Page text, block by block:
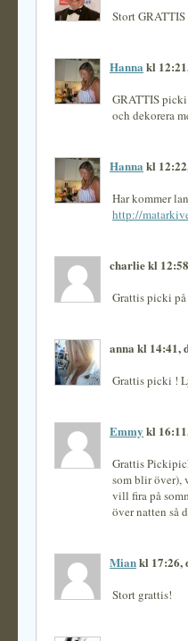
Stort
Hanna kl
GRATTIS
och dekorera
Hanna kl
Har kommer
http://
charlie kl
Grattis picki
anna kl 14:41,
Grattis picki !
Emmy kl
Grattis
som blir över),
vill fira på
över natten så
Miankl 17:26,
Stort grattis!